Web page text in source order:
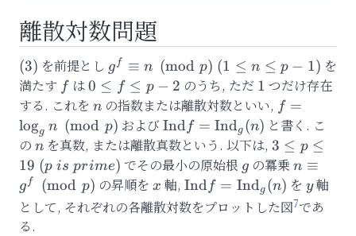
離散対数問題
(3)
(3) を前提とし g^{f}\equiv
n\pmod{p}\
(1\leq n \leq
p-1)
g f ≡ n (mod p) (1 ≤ n ≤ p − 1) を
満たす ff は0\leq
f\leq
p-2
0 ≤ f ≤ p − 2 のうち, ただ 1
1 つだけ存在
する. これを n
n の指数または離散対数といい, f =
logg n (mod p) および
(n)
Indf = Indg (n) と書く. こ
の n
n を真数, または離散真数という. 以下は, 3\leq
p \leq
19\
(p\
is\
3 ≤ p ≤
19 (p is prime) でその最小の原始根 g
g の冪乗n\equiv
n ≡
g f (mod p) の昇順を x
x 軸,
(n)
Indf = Indg (n) を y
y軸
として, それぞれの各離散対数をプロットした図7であ
る.